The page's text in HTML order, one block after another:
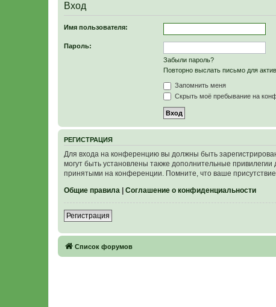
Вход
Имя пользователя:
Пароль:
Забыли пароль?
Повторно выслать письмо для
Запомнить меня
Скрыть моё пребывание на
РЕГИСТРАЦИЯ
Для входа на конференцию вы должны быть
могут быть установлены также дополнительные
принятыми на конференции. Помните, что ваше
Общие правила | Соглашение о конфиденциальности
Регистрация
Список форумов
Связаться с